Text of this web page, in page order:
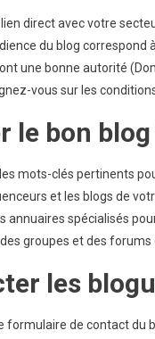
direct avec votre
du blog correspond
une bonne autorité
vous sur les
le bon blog
mots-clés pertinents
et les blogs de
annuaires spécialisés
groupes et des
les
formulaire de contact du